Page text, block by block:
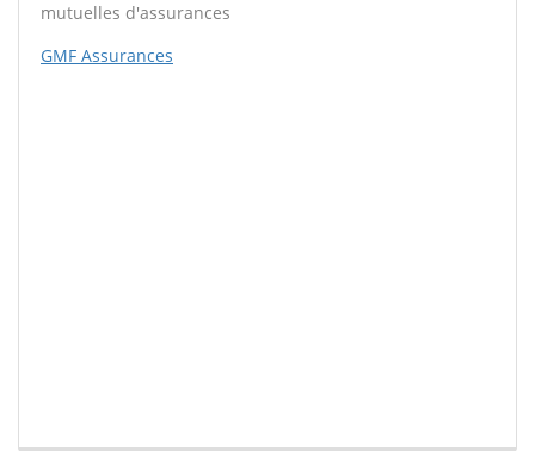
mutuelles d'assurances
GMF Assurances